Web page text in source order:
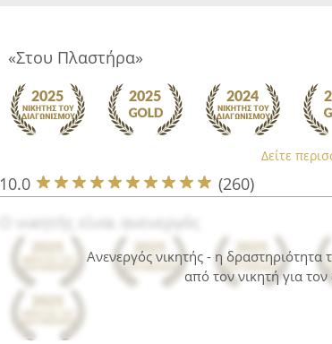
«Στου Πλαστήρα»
Δείτε
10.0 (260)
Ανενεργός νικητής - η δραστηριότητα
από τον νικητή για
Ο νικητής είναι ανενεργός